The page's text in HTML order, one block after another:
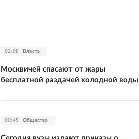
02:08 Власть
Москвичей спасают от жары
бесплатной раздачей холодной воды
00:45 Общество